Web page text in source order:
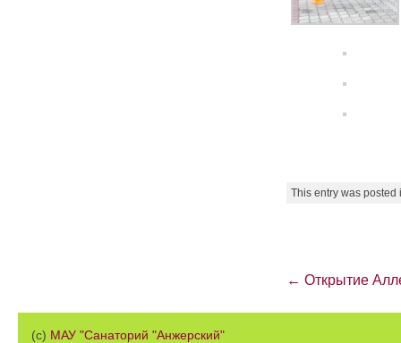
This entry was
Post navigation
← Открытие
(с) МАУ "Санаторий "Анжерский"